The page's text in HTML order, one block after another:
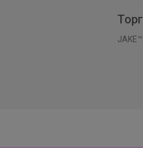
JAKE™